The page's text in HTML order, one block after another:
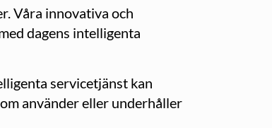
Våra innovativa och
dagens intelligenta
servicetjänst kan
använder eller underhåller